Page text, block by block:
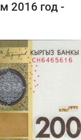
2016 год -